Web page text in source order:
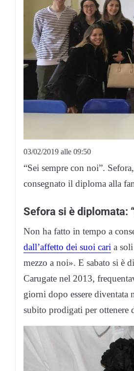
03/02/2019 alle 09:50
“Sei sempre con noi”.
consegnato il diploma alla
Sefora si è diplomata:
Non ha fatto in tempo a
dall’affetto dei suoi cari a
mezzo a noi». E sabato si è
Carugate nel 2013,
giorni dopo essere
subito prodigati per